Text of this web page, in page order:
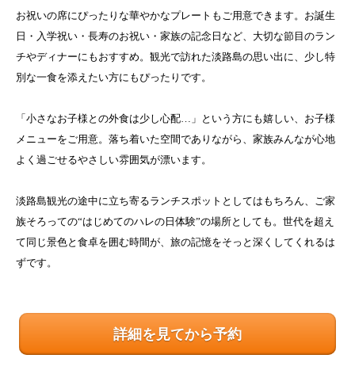
お祝いの席にぴったりな華やかなプレートもご用意できます。お誕生
日・入学祝い・長寿のお祝い・家族の記念日など、大切な節目のラン
チやディナーにもおすすめ。観光で訪れた淡路島の思い出に、少し特
別な一食を添えたい方にもぴったりです。
「小さなお子様との外食は少し心配…」という方にも嬉しい、お子様
メニューをご用意。落ち着いた空間でありながら、家族みんなが心地
よく過ごせるやさしい雰囲気が漂います。
淡路島観光の途中に立ち寄るランチスポットとしてはもちろん、ご家
族そろっての“はじめてのハレの日体験”の場所としても。世代を超え
て同じ景色と食卓を囲む時間が、旅の記憶をそっと深くしてくれるは
ずです。
詳細を見てから予約